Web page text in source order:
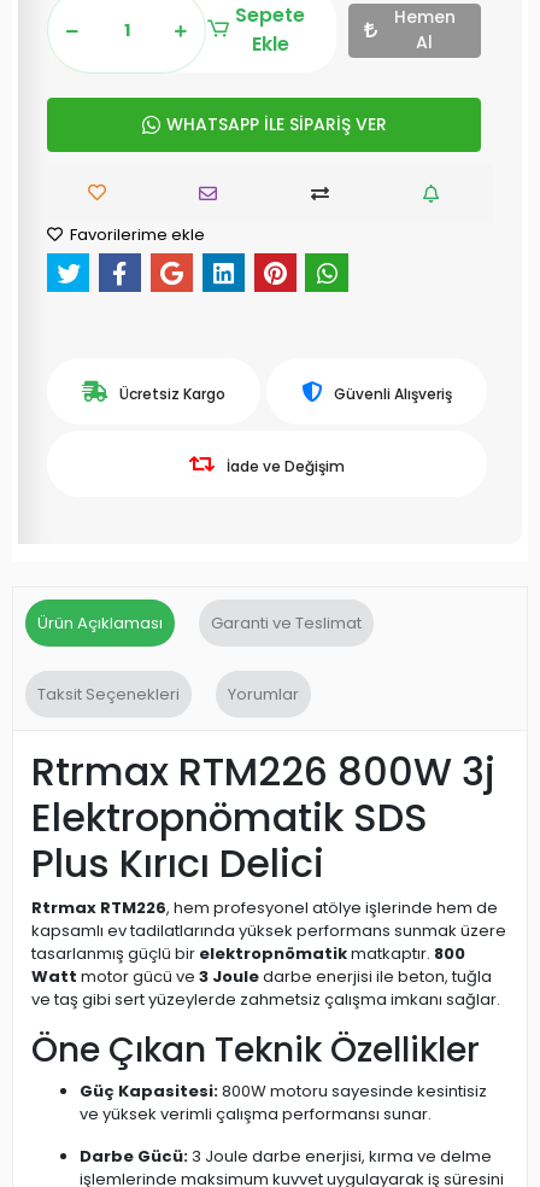
Sepete
Ekle
Hemen
Al
WHATSAPP İLE SİPARİŞ VER
Favorilerime ekle
Ücretsiz Kargo Güvenli Alışveriş
İade ve Değişim
Ürün Açıklaması Garanti ve Teslimat
Taksit Seçenekleri Yorumlar
Rtrmax RTM226 800W 3j
Elektropnömatik SDS
Plus Kırıcı Delici
Rtrmax RTM226, hem profesyonel atölye işlerinde hem de
kapsamlı ev tadilatlarında yüksek performans sunmak üzere
tasarlanmış güçlü bir elektropnömatikmatkaptır. 800
Watt motor gücü ve 3 Jouledarbe enerjisi ile beton, tuğla
ve taş gibi sert yüzeylerde zahmetsiz çalışma imkanı sağlar.
Öne Çıkan Teknik Özellikler
Güç Kapasitesi:800W motoru sayesinde kesintisiz
ve yüksek verimli çalışma performansı sunar.
Darbe Gücü:3 Joule darbe enerjisi, kırma ve delme
işlemlerinde maksimum kuvvet uygulayarak iş süresini